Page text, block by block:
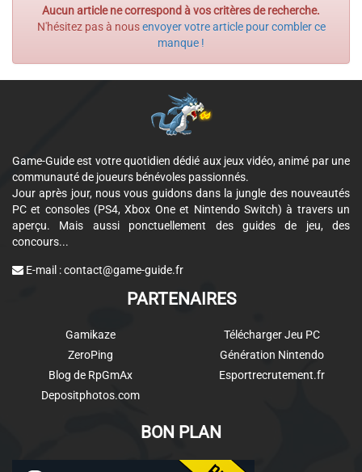
Aucun article ne correspond à vos critères de recherche.
N'hésitez pas à nousenvoyer votre article pour combler ce
manque !
Game-Guide est votre quotidien dédié aux jeux vidéo, animé par une
communauté de joueurs bénévoles passionnés.
Jour après jour, nous vous guidons dans la jungle des nouveautés
PC et consoles (PS4, Xbox One et Nintendo Switch) à travers un
aperçu. Mais aussi ponctuellement des guides de jeu, des
concours...
E-mail :contact@game-guide.fr
PARTENAIRES
Gamikaze
ZeroPing
Blog de RpGmAx
Depositphotos.com
Télécharger Jeu PC
Génération Nintendo
Esportrecrutement.fr
BON PLAN